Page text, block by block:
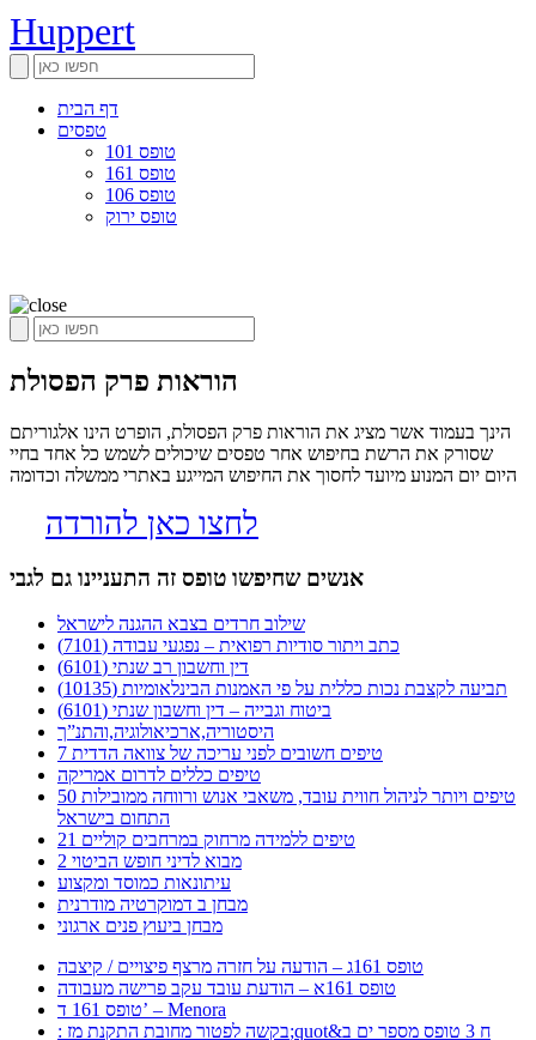
Huppert
דף הבית
טפסים
טופס 101
טופס 161
טופס 106
טופס ירוק
הוראות פרק הפסולת
הינך בעמוד אשר מציג את הוראות פרק הפסולת, הופרט הינו אלגוריתם
שסורק את הרשת בחיפוש אחר טפסים שיכולים לשמש כל אחד בחיי
היום יום המנוע מיועד לחסוך את החיפוש המייגע באתרי ממשלה וכדומה
לחצו כאן להורדה
אנשים שחיפשו טופס זה התעניינו גם לגבי
שילוב חרדים בצבא ההגנה לישראל
כתב ויתור סודיות רפואית – נפגעי עבודה (7101)
דין וחשבון רב שנתי (6101)
תביעה לקצבת נכות כללית על פי האמנות הבינלאומיות (10135)
ביטוח וגבייה – דין וחשבון שנתי (6101)
היסטוריה,ארכיאולוגיה,והתנ”ך
7 טיפים חשובים לפני עריכה של צוואה הדדית
טיפים כללים לדרום אמריקה
50 טיפים ויותר לניהול חווית עובד, משאבי אנוש ורווחה ממובילות
התחום בישראל
21 טיפים ללמידה מרחוק במרחבים קוליים
מבוא לדיני חופש הביטוי 2
עיתונאות כמוסד ומקצוע
מבחן ב דמוקרטיה מודרנית
מבחן ביעוץ פנים ארגוני
טופס 161ג – הודעה על חזרה מרצף פיצויים / קיצבה
טופס 161א – הודעת עובד עקב פרישה מעבודה
טופס 161 ד’ – Menora
: בקשה לפטור מחובת התקנת מז;quot&ח 3 טופס מספר ים ב